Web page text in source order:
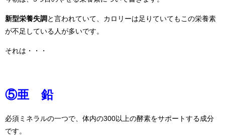
新型栄養失調 と言われていて、カロリーは足りていてもこの栄養素
が不足している人が多いです。
それは・・・
⑤亜 鉛
必須ミネラルの一つで、体内の300以上の酵素をサポートする成分
です。